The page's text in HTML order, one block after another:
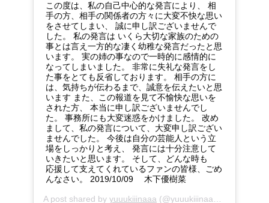
この度は、私の自己中心的な発言により、 相
手の方、相手の関係者の方々に大変不快な思い
をさせてしまい、 誠に申し訳ございませんで
した。 私の発言は いくら大切な家族のための
事とは言え一方的な凄く幼稚な発言だったと思
います。 実の姉の事なので一時的に感情的に
なってしまいました。 非常に失礼な発言をし
た事をとても反省しております。 相手の方に
は、気持ちが伝わるまで、誠意を伝えたいと思
います また、この報道を見て不愉快な思いを
された方、 本当に申し訳ございませんでし
た。 事務所にも大変迷惑をかけました。 改め
まして、私の発言について、大変申し訳ござい
ませんでした。 今後は自分の芸能人という立
場をしっかりと考え、 発言には十分注意して
いきたいと思います。 そして、どんな時も
応援して支えてくれているファンの皆様、ごめ
んなさい。 2019/10/09 木下優樹菜
A post shared by yuuukiiinaaa (@yuuukiiinaaa) on